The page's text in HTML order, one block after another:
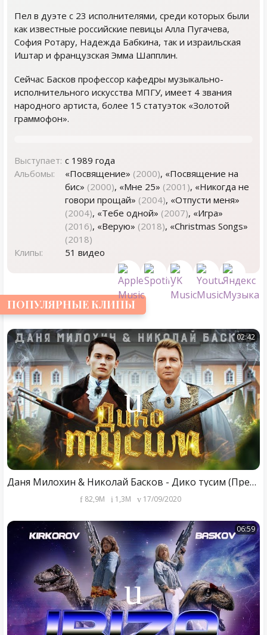
Пел в дуэте с 23 исполнителями, среди которых были
как известные российские певицы Алла Пугачева,
София Ротару, Надежда Бабкина, так и израильская
Иштар и французская Эмма Шапплин.
Сейчас Басков профессор кафедры музыкально-
исполнительного искусства МПГУ, имеет 4 звания
народного артиста, более 15 статуэток «Золотой
граммофон».
Выступает: с 1989 года
Альбомы:
«Посвящение» (2000), «Посвящение на
бис» (2000), «Мне 25» (2001), «Никогда не
говори прощай» (2004), «Отпусти меня»
(2004), «Тебе одной» (2007), «Игра»
(2016), «Верую» (2018), «Christmas Songs»
(2018)
Клипы:
51 видео
ПОПУЛЯРНЫЕ КЛИПЫ
02:42
Даня Милохин & Николай Басков - Дико тусим (Премьера клипа / 2020)
82,9M 1,3M 17/09/2020
06:59